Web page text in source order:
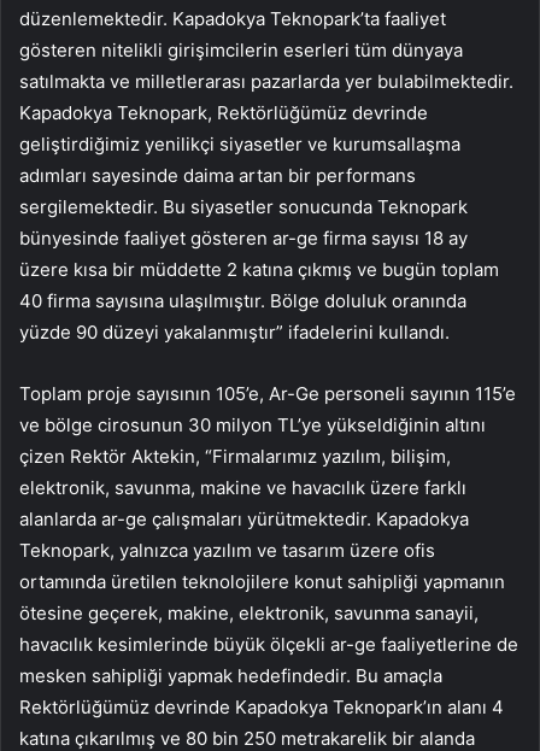
düzenlemektedir. Kapadokya Teknopark’ta faaliyet
gösteren nitelikli girişimcilerin eserleri tüm dünyaya
satılmakta ve milletlerarası pazarlarda yer bulabilmektedir.
Kapadokya Teknopark, Rektörlüğümüz devrinde
geliştirdiğimiz yenilikçi siyasetler ve kurumsallaşma
adımları sayesinde daima artan bir performans
sergilemektedir. Bu siyasetler sonucunda Teknopark
bünyesinde faaliyet gösteren ar-ge firma sayısı 18 ay
üzere kısa bir müddette 2 katına çıkmış ve bugün toplam
40 firma sayısına ulaşılmıştır. Bölge doluluk oranında
yüzde 90 düzeyi yakalanmıştır” ifadelerini kullandı.
Toplam proje sayısının 105’e, Ar-Ge personeli sayının 115’e
ve bölge cirosunun 30 milyon TL’ye yükseldiğinin altını
çizen Rektör Aktekin, “Firmalarımız yazılım, bilişim,
elektronik, savunma, makine ve havacılık üzere farklı
alanlarda ar-ge çalışmaları yürütmektedir. Kapadokya
Teknopark, yalnızca yazılım ve tasarım üzere ofis
ortamında üretilen teknolojilere konut sahipliği yapmanın
ötesine geçerek, makine, elektronik, savunma sanayii,
havacılık kesimlerinde büyük ölçekli ar-ge faaliyetlerine de
mesken sahipliği yapmak hedefindedir. Bu amaçla
Rektörlüğümüz devrinde Kapadokya Teknopark’ın alanı 4
katına çıkarılmış ve 80 bin 250 metrakarelik bir alanda